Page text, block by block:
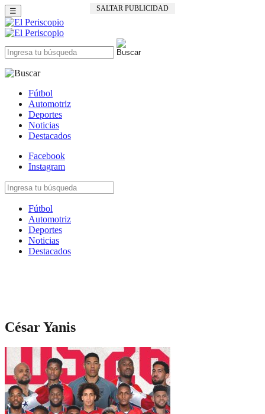
SALTAR PUBLICIDAD
☰
Fútbol
Automotriz
Deportes
Noticias
Destacados
Facebook
Instagram
Fútbol
Automotriz
Deportes
Noticias
Destacados
César Yanis